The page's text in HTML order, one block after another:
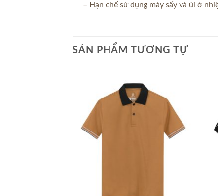
– Hạn chế sử dụng máy sấy và ủi ở
SẢN PHẨM TƯƠNG TỰ